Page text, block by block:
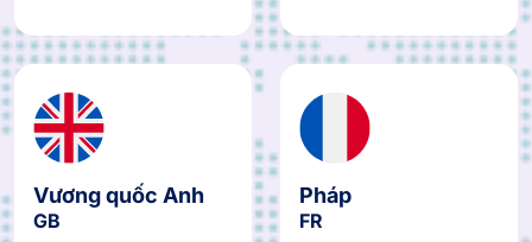
Vương quốc Anh
GB
Pháp
FR